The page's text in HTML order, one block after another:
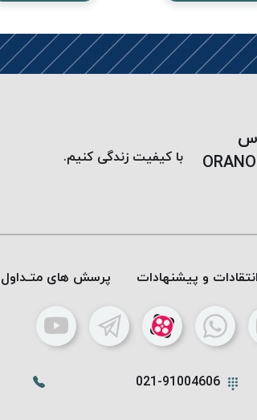
با کیفیت زندگی کنیم.
انتقادات و پیشنهادات پرسش های متـداول
021-91004606